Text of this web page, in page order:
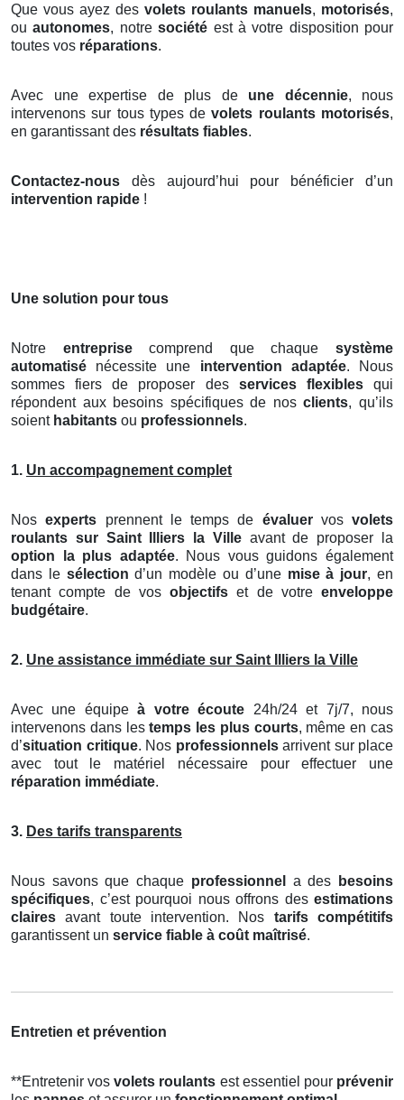
Que vous ayez des volets roulants manuels, motorisés,
ouautonomes, notresociété est à votre disposition pour
toutes vos réparations.
Avec une expertise de plus de une décennie, nous
intervenons sur tous types devolets roulants motorisés,
en garantissant des résultats fiables.
Contactez-nous dès aujourd’hui pour bénéficier d’un
intervention rapide !
Une solution pour tous
Notre entreprisecomprend que chaquesystème
automatisé nécessite une intervention adaptée. Nous
sommes fiers de proposer des services flexiblesqui
répondent aux besoins spécifiques de nosclients, qu’ils
soient habitants ou professionnels.
1. Un accompagnement complet
Nosexperts prennent le temps de évaluervos volets
roulants sur Saint Illiers la Ville avant de proposer la
option la plus adaptée. Nous vous guidons également
dans le sélection d’un modèle ou d’une mise à jour, en
tenant compte de vos objectifs et de votre enveloppe
budgétaire.
2. Une assistance immédiate sur Saint Illiers la Ville
Avec une équipeà votre écoute 24h/24 et 7j/7, nous
intervenons dans lestemps les plus courts, même en cas
d’situation critique. Nos professionnelsarrivent sur place
avec tout le matériel nécessaire pour effectuer une
réparation immédiate.
3. Des tarifs transparents
Nous savons que chaque professionnel a des
besoins
spécifiques, c’est pourquoi nous offrons des estimations
claires avant toute intervention. Nos tarifs compétitifs
garantissent un service fiable à coût maîtrisé.
Entretien et prévention
**Entretenir vosvolets roulants est essentiel pour prévenir